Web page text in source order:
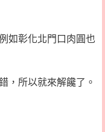
如彰化北門口肉圓也
，所以就來解饞了。